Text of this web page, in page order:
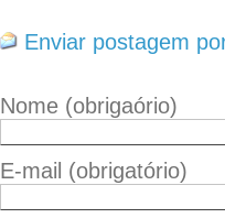
Enviar postagem
Nome (obrigaório)
E-mail (obrigatório)